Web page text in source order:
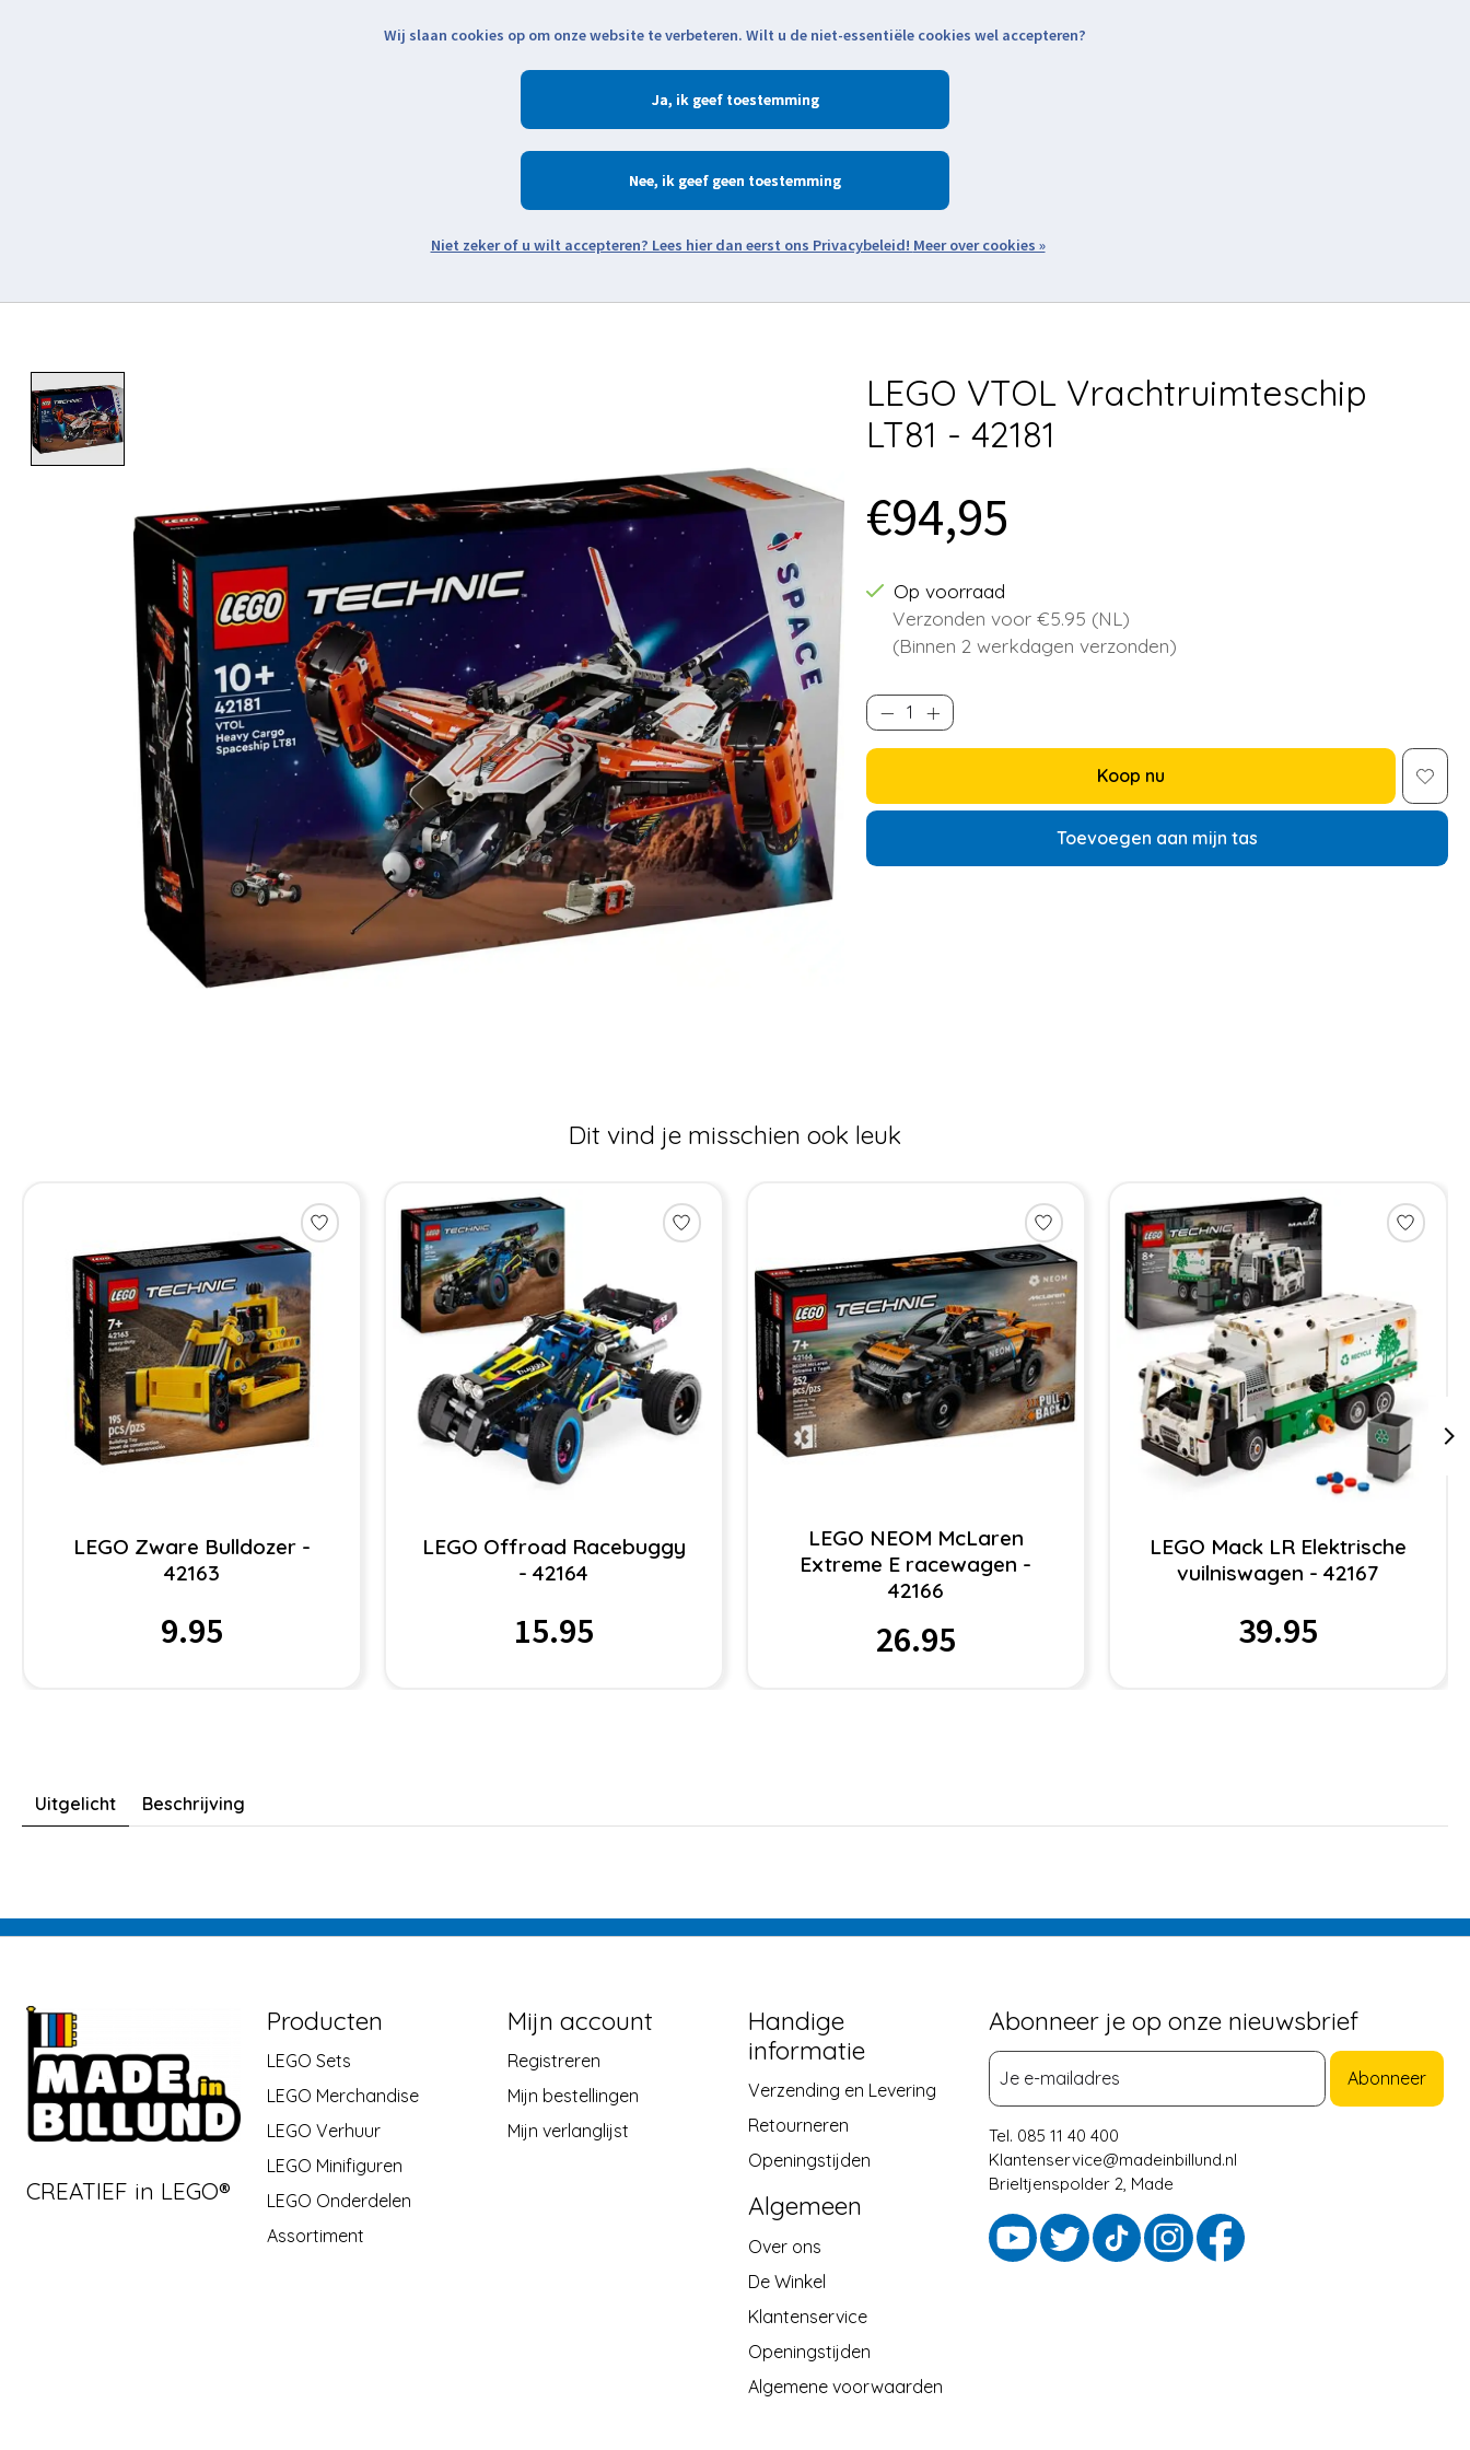
Zoeken
LEGO VTOL Vrachtruimteschip
LT81 - 42181
€94,95
Op voorraad
Verzonden voor €5.95 (NL)
(Binnen 2 werkdagen verzonden)
Koop nu
Toevoegen aan mijn tas
Dit vind je misschien ook leuk
LEGO Zware Bulldozer -
42163
9.95
LEGO Offroad Racebuggy
- 42164
15.95
LEGO NEOM McLaren
Extreme E racewagen -
42166
26.95
LEGO Mack LR Elektrische
vuilniswagen - 42167
39.95
Uitgelicht Beschrijving
CREATIEF in LEGO®
Producten
LEGO Sets
LEGO Merchandise
LEGO Verhuur
LEGO Minifiguren
LEGO Onderdelen
Assortiment
Mijn account
Registreren
Mijn bestellingen
Mijn verlanglijst
Handige
informatie
Verzending en Levering
Retourneren
Openingstijden
Algemeen
Over ons
De Winkel
Klantenservice
Openingstijden
Algemene voorwaarden
Abonneer je op onze nieuwsbrief
Abonneer
Tel. 085 11 40 400
Klantenservice@madeinbillund.nl
Brieltjenspolder 2, Made
Wij slaan cookies op om onze website te verbeteren. Wilt u de niet-essentiële cookies wel accepteren?
Ja
Nee
Meer over cookies »